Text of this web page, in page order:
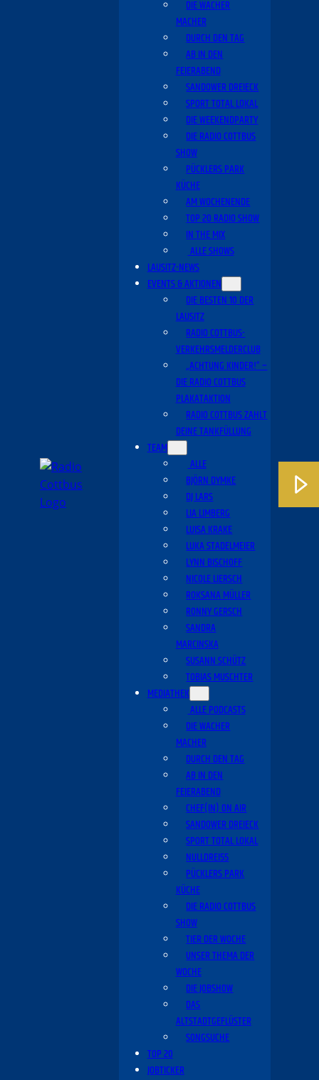
DIE WACHER
MACHER
DURCH DEN TAG
AB IN DEN
FEIERABEND
SANDOWER DREIECK
SPORT TOTAL LOKAL
DIE WEEKENDPARTY
DIE RADIO COTTBUS
SHOW
PÜCKLERS PARK
KÜCHE
AM WOCHENENDE
TOP 20 RADIO SHOW
IN THE MIX
ALLE SHOWS
LAUSITZ-NEWS
EVENTS & AKTIONEN
DIE BESTEN 10 DER
LAUSITZ
RADIO COTTBUS-
VERKEHRSMELDERCLUB
„ACHTUNG KINDER!“ –
DIE RADIO COTTBUS
PLAKATAKTION
RADIO COTTBUS ZAHLT
DEINE TANKFÜLLUNG
TEAM
ALLE
BJÖRN DYMKE
DJ LARS
LIA LIMBERG
LUISA KRAKE
LUKA STADELMEIER
LYNN BISCHOFF
NICOLE LIERSCH
ROKSANA MÜLLER
RONNY GERSCH
SANDRA
MARCINSKA
SUSANN SCHÜTZ
TOBIAS MUSCHTER
MEDIATHEK
ALLE PODCASTS
DIE WACHER
MACHER
DURCH DEN TAG
AB IN DEN
FEIERABEND
CHEF(IN) ON AIR
SANDOWER DREIECK
SPORT TOTAL LOKAL
NULLDREI55
PÜCKLERS PARK
KÜCHE
DIE RADIO COTTBUS
SHOW
TIER DER WOCHE
UNSER THEMA DER
WOCHE
DIE JOBSHOW
DAS
ALTSTADTGEFLÜSTER
SONGSUCHE
TOP 20
JOBTICKER